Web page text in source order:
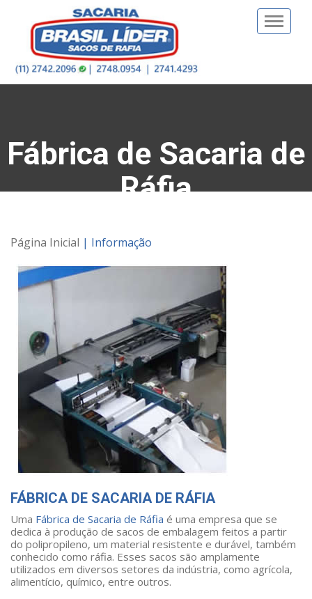
Toggle
Fábrica de Sacaria de
Ráfia
Página Inicial | Informação
FÁBRICA DE SACARIA DE RÁFIA
Uma Fábrica de Sacaria de Ráfia é uma empresa que se
dedica à produção de sacos de embalagem feitos a partir
do polipropileno, um material resistente e durável, também
conhecido como ráfia. Esses sacos são amplamente
utilizados em diversos setores da indústria, como agrícola,
alimentício, químico, entre outros.